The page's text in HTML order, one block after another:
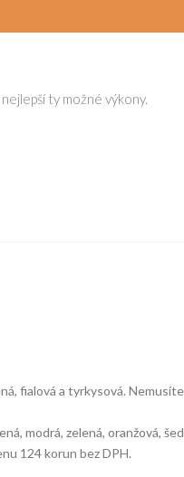
ty možné výkony.
fialová a tyrkysová.
modrá, zelená, oranžová,
124 korun bez DPH.